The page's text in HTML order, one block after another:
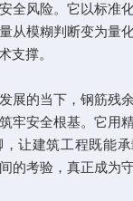
全风险。它以标准
从模糊判断变为量
支撑。
的当下，钢筋残
牢安全根基。它用
让建筑工程既能
的考验，真正成为